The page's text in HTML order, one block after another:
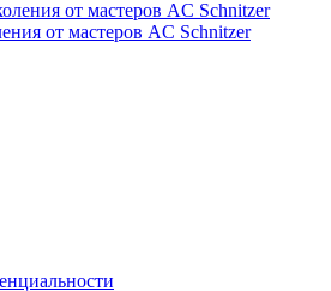
от мастеров AC Schnitzer